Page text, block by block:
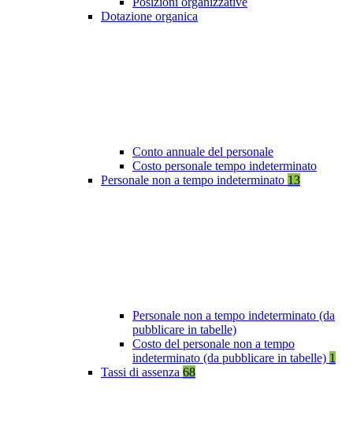
Dotazione organica
Conto annuale del personale
Costo personale tempo indeterminato
Personale non a tempo indeterminato 13
Personale non a tempo indeterminato (da
pubblicare in tabelle)
Costo del personale non a tempo
indeterminato (da pubblicare in tabelle) 1
Tassi di assenza 68